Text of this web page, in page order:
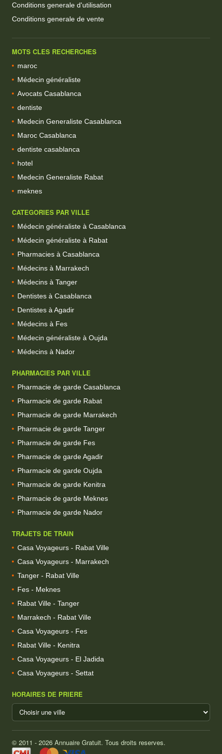
Conditions generale d'utilisation
Conditions generale de vente
MOTS CLES RECHERCHES
maroc
Médecin généraliste
Avocats Casablanca
dentiste
Medecin Generaliste Casablanca
Maroc Casablanca
dentiste casablanca
hotel
Medecin Generaliste Rabat
meknes
CATEGORIES PAR VILLE
Médecin généraliste à Casablanca
Médecin généraliste à Rabat
Pharmacies à Casablanca
Médecins à Marrakech
Médecins à Tanger
Dentistes à Casablanca
Dentistes à Agadir
Médecins à Fes
Médecin généraliste à Oujda
Médecins à Nador
PHARMACIES PAR VILLE
Pharmacie de garde Casablanca
Pharmacie de garde Rabat
Pharmacie de garde Marrakech
Pharmacie de garde Tanger
Pharmacie de garde Fes
Pharmacie de garde Agadir
Pharmacie de garde Oujda
Pharmacie de garde Kenitra
Pharmacie de garde Meknes
Pharmacie de garde Nador
TRAJETS DE TRAIN
Casa Voyageurs - Rabat Ville
Casa Voyageurs - Marrakech
Tanger - Rabat Ville
Fes - Meknes
Rabat Ville - Tanger
Marrakech - Rabat Ville
Casa Voyageurs - Fes
Rabat Ville - Kenitra
Casa Voyageurs - El Jadida
Casa Voyageurs - Settat
HORAIRES DE PRIERE
© 2011 - 2026 Annuaire Gratuit. Tous droits reserves.